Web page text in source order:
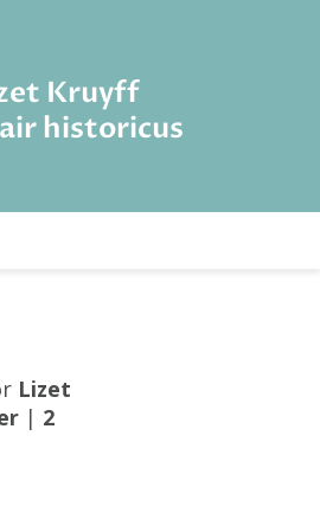
Kruyff
historicus
Lizet
| 2